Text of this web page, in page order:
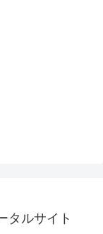
タルサイト